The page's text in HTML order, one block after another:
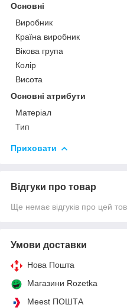
Основні
Виробник
Країна виробник
Вікова група
Колір
Висота
Основні атрибути
Матеріал
Тип
Приховати
Відгуки про товар
Ще немає відгуків про цей
Умови доставки
Нова Пошта
Магазини Rozetka
Meest ПОШТА